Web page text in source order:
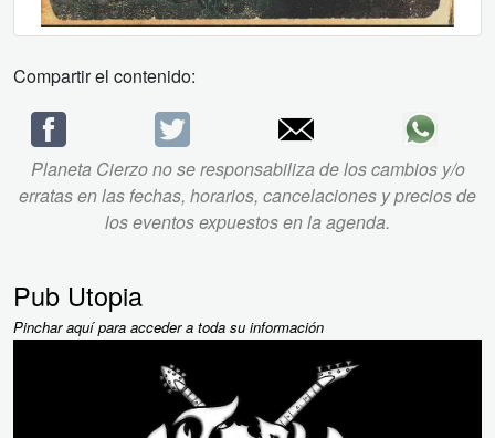
Compartir el contenido:
Planeta Cierzo no se responsabiliza de los cambios y/o
erratas en las fechas, horarios, cancelaciones y precios de
los eventos expuestos en la agenda.
Pub Utopia
Pinchar aquí para acceder a toda su información